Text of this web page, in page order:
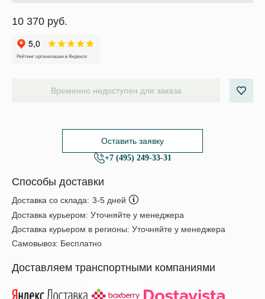
10 370 руб.
Временно недоступен для заказа
Оставить заявку
+7 (495) 249-33-31
Способы доставки
Доставка со склада: 3-5 дней
Доставка курьером: Уточняйте у менеджера
Доставка курьером в регионы: Уточняйте у менеджера
Самовывоз: Бесплатно
Доставляем транспортными компаниями